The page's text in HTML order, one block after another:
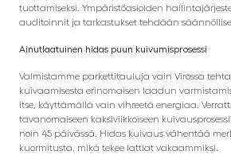
tuottamiseksi. Ympäristöasioiden
auditoinnit ja tarkastukset tehdään
Ainutlaatuinen hidas puun kuivumisprosessi
Valmistamme parkettitauluja vain Virossa
kuivaamisesta erinomaisen laadun
itse, käyttämällä vain vihreetä energiaa.
tavanomaiseen kaksiviikkoiseen
noin 45 päivässä. Hidas kuivaus vähentää
kuormitusta, mikä tekee lattiat vakaammiksi.